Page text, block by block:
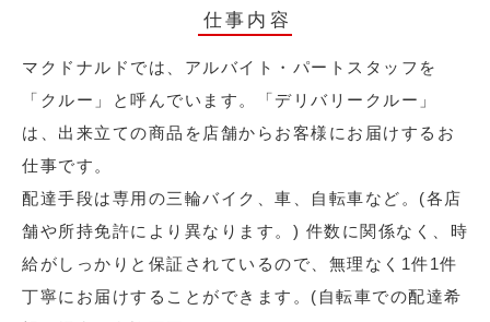
仕事内容
マクドナルドでは、アルバイト・パートスタッフを
「クルー」と呼んでいます。「デリバリークルー」
は、出来立ての商品を店舗からお客様にお届けするお
仕事です。
配達手段は専用の三輪バイク、車、自転車など。(各店
舗や所持免許により異なります。) 件数に関係なく、時
給がしっかりと保証されているので、無理なく1件1件
丁寧にお届けすることができます。(自転車での配達希